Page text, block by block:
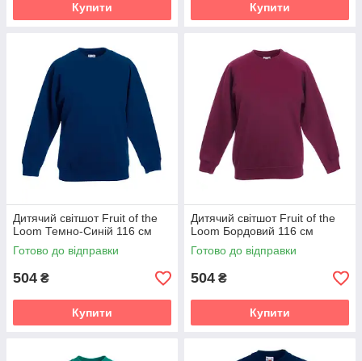
Купити Купити
Дитячий світшот Fruit of the
Loom Темно-Синій 116 см
Готово до відправки
504 ₴
Купити
Дитячий світшот Fruit of the
Loom Бордовий 116 см
Готово до відправки
504 ₴
Купити